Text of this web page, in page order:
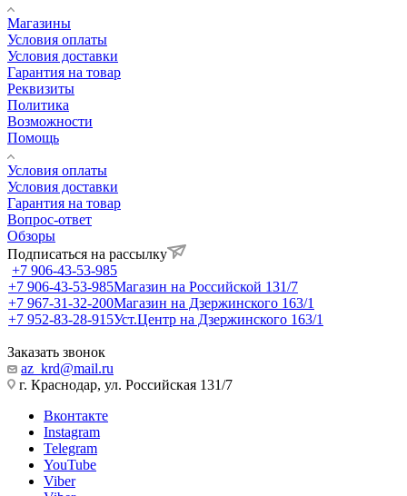
Магазины
Условия оплаты
Условия доставки
Гарантия на товар
Реквизиты
Политика
Возможности
Помощь
Условия оплаты
Условия доставки
Гарантия на товар
Вопрос-ответ
Обзоры
Подписаться на рассылку
+7 906-43-53-985
+7 906-43-53-985Магазин на Российской 131/7
+7 967-31-32-200Магазин на Дзержинского 163/1
+7 952-83-28-915Уст.Центр на Дзержинского 163/1
Заказать звонок
az_krd@mail.ru
г. Краснодар, ул. Российская 131/7
Вконтакте
Instagram
Telegram
YouTube
Viber